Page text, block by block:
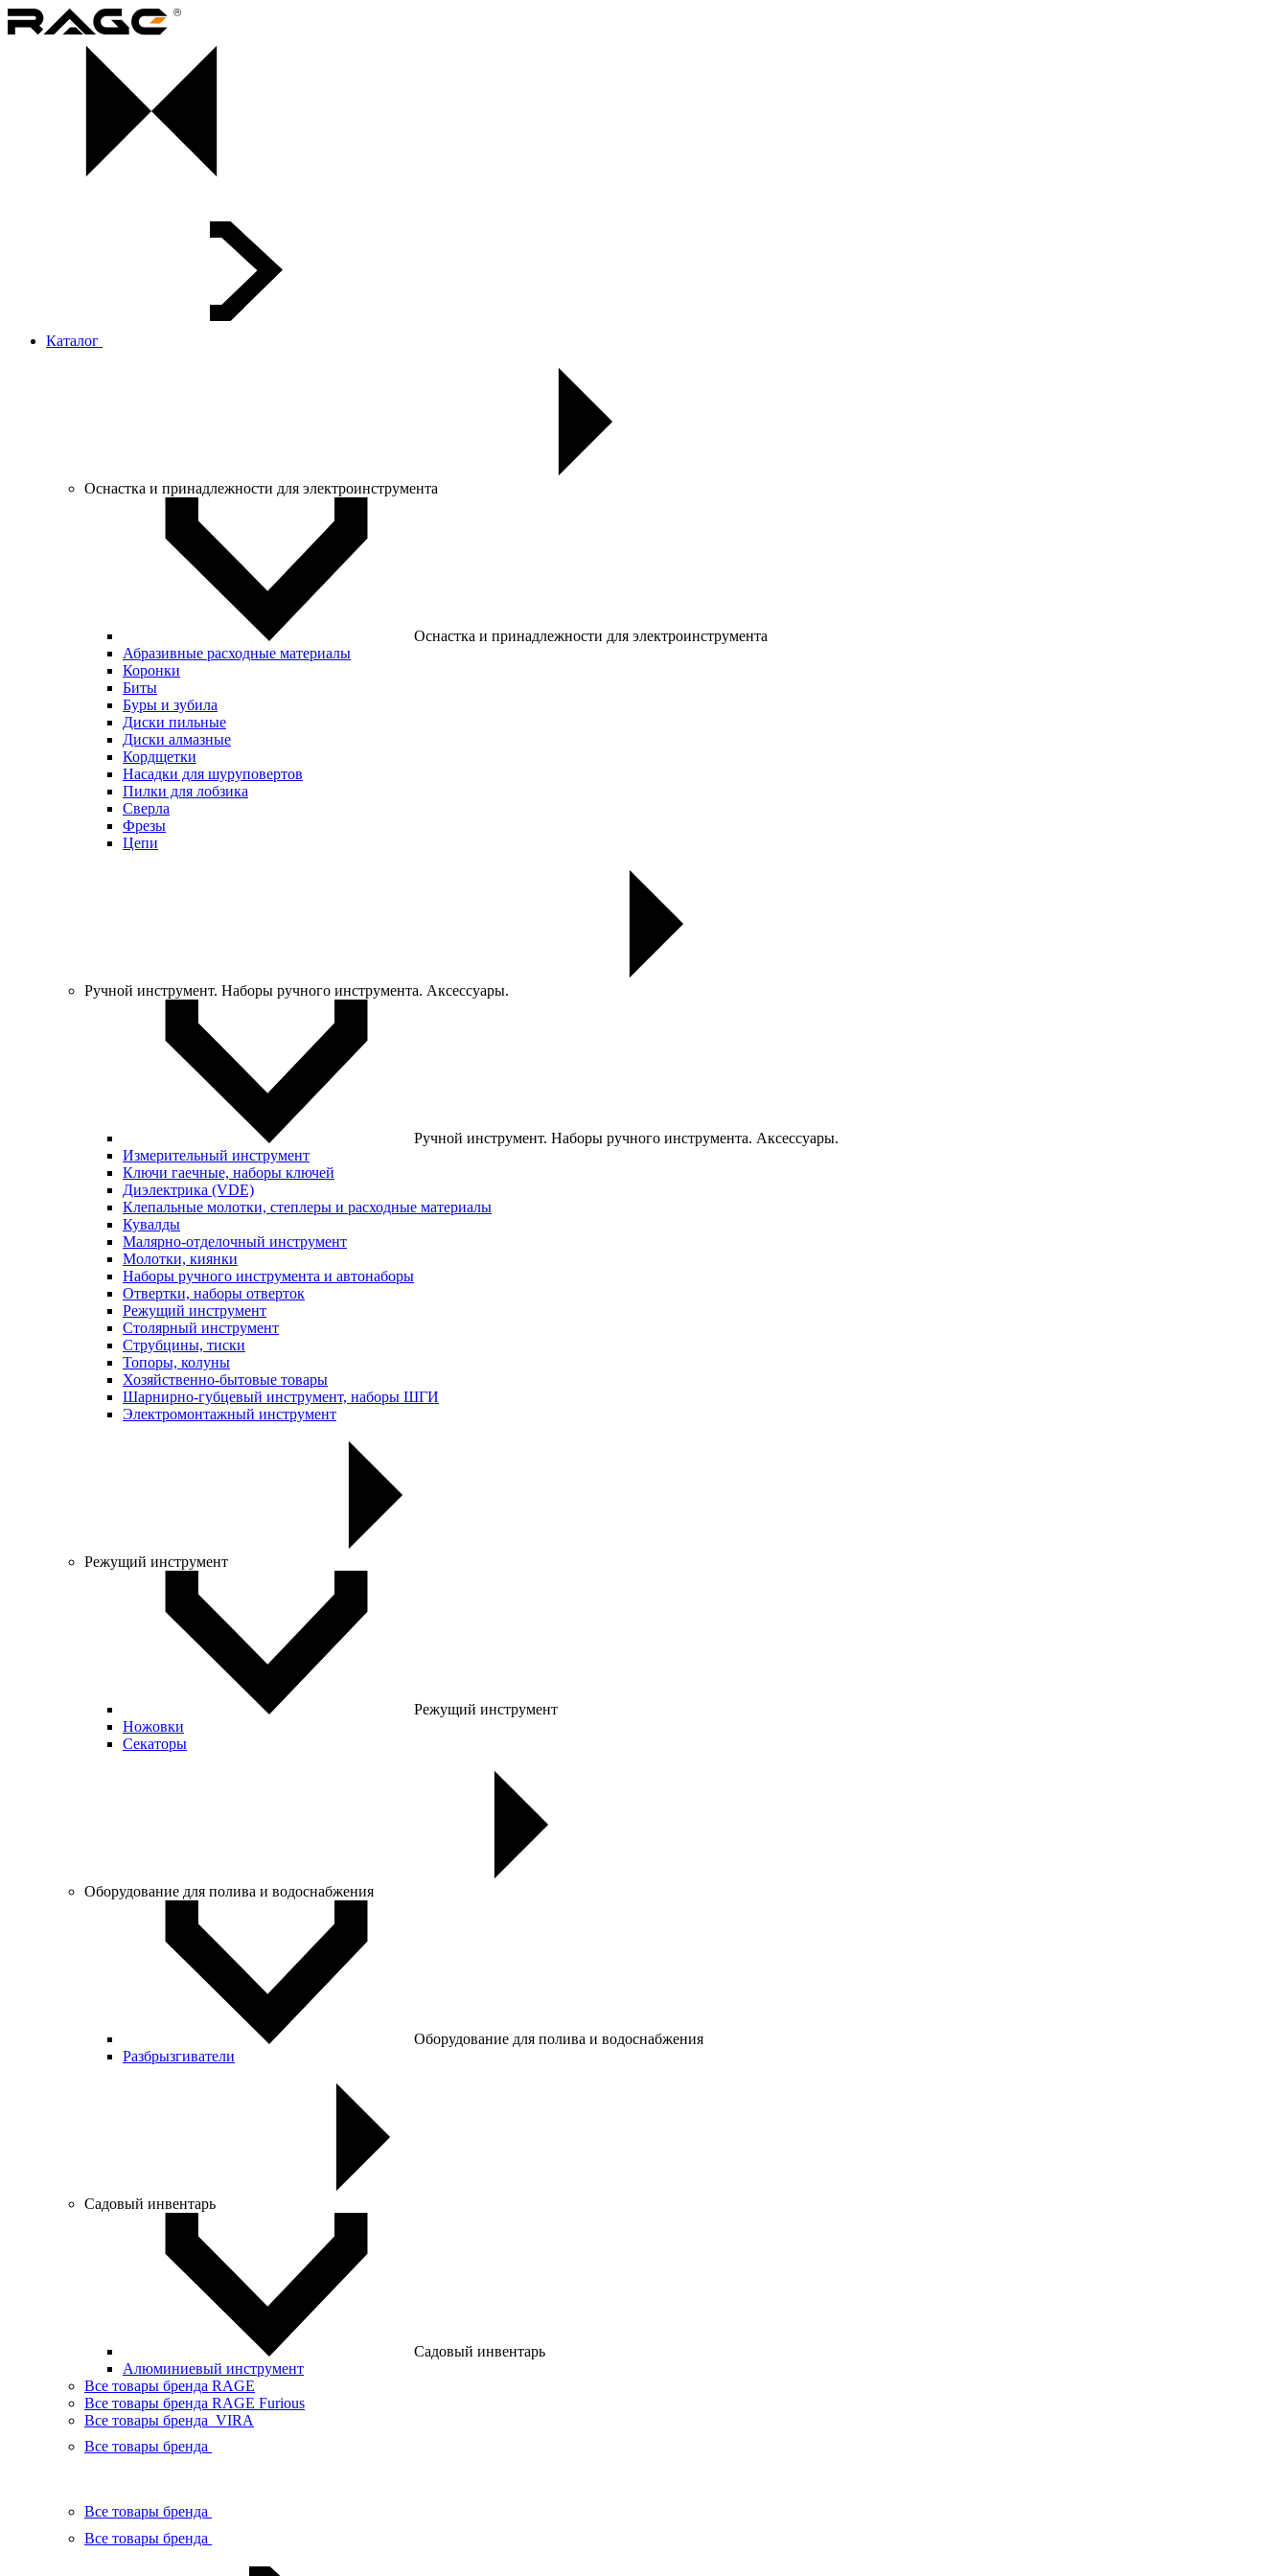
Каталог
Оснастка и принадлежности для электроинструмента
Оснастка и принадлежности для электроинструмента
Абразивные расходные материалы
Коронки
Биты
Буры и зубила
Диски пильные
Диски алмазные
Кордщетки
Насадки для шуруповертов
Пилки для лобзика
Сверла
Фрезы
Цепи
Ручной инструмент. Наборы ручного инструмента. Аксессуары.
Ручной инструмент. Наборы ручного инструмента. Аксессуары.
Измерительный инструмент
Ключи гаечные, наборы ключей
Диэлектрика (VDE)
Клепальные молотки, степлеры и расходные материалы
Кувалды
Малярно-отделочный инструмент
Молотки, киянки
Наборы ручного инструмента и автонаборы
Отвертки, наборы отверток
Режущий инструмент
Столярный инструмент
Струбцины, тиски
Топоры, колуны
Хозяйственно-бытовые товары
Шарнирно-губцевый инструмент, наборы ШГИ
Электромонтажный инструмент
Режущий инструмент
Режущий инструмент
Ножовки
Секаторы
Оборудование для полива и водоснабжения
Оборудование для полива и водоснабжения
Разбрызгиватели
Садовый инвентарь
Садовый инвентарь
Алюминиевый инструмент
Все товары бренда RAGE
Все товары бренда RAGE Furious
Все товары бренда VIRA
Все товары бренда
Все товары бренда
Все товары бренда